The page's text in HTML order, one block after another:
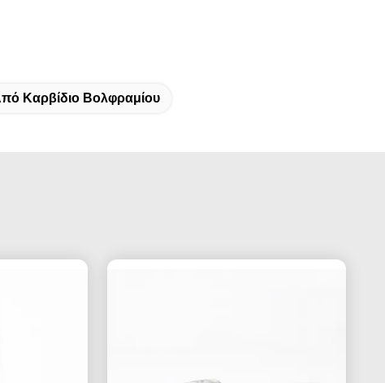
Καρβίδιο Βολφραμίου